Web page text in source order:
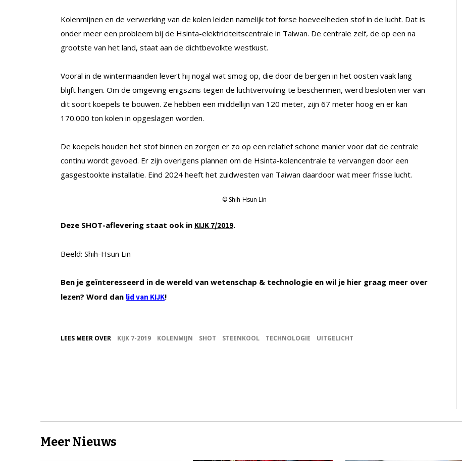
Kolenmijnen en de verwerking van de kolen leiden namelijk tot forse hoeveelheden stof in de lucht. Dat is
onder meer een probleem bij de Hsinta-elektriciteitscentrale in Taiwan. De centrale zelf, de op een na
grootste van het land, staat aan de dichtbevolkte westkust.
Vooral in de wintermaanden levert hij nogal wat smog op, die door de bergen in het oosten vaak lang
blijft hangen. Om de omgeving enigszins tegen de luchtvervuiling te beschermen, werd besloten vier van
dit soort koepels te bouwen. Ze hebben een middellijn van 120 meter, zijn 67 meter hoog en er kan
170.000 ton kolen in opgeslagen worden.
De koepels houden het stof binnen en zorgen er zo op een relatief schone manier voor dat de centrale
continu wordt gevoed. Er zijn overigens plannen om de Hsinta-kolencentrale te vervangen door een
gasgestookte installatie. Eind 2024 heeft het zuidwesten van Taiwan daardoor wat meer frisse lucht.
© Shih-Hsun Lin
Deze SHOT-aflevering staat ook in KIJK 7/2019.
Beeld: Shih-Hsun Lin
Ben je geïnteresseerd in de wereld van wetenschap & technologie en wil je hier graag meer over
lezen? Word dan lid van KIJK!
LEES MEER OVER KIJK 7-2019 KOLENMIJN SHOT STEENKOOL TECHNOLOGIE UITGELICHT
Meer Nieuws